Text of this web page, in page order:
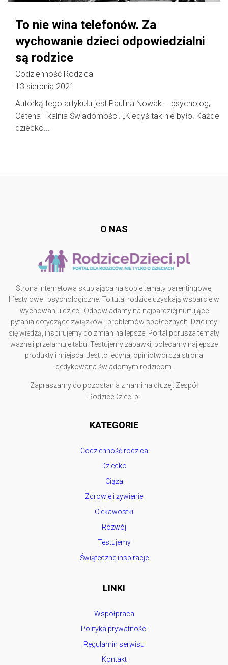
To nie wina telefonów. Za
wychowanie dzieci odpowiedzialni
są rodzice
Codzienność Rodzica
13 sierpnia 2021
Autorką tego artykułu jest Paulina Nowak – psycholog,
Cetena Tkalnia Świadomości. „Kiedyś tak nie było. Każde
dziecko...
O NAS
Strona internetowa skupiająca na sobie tematy parentingowe,
lifestylowe i psychologiczne. To tutaj rodzice uzyskają wsparcie w
wychowaniu dzieci. Odpowiadamy na najbardziej nurtujące
pytania dotyczące związków i problemów społecznych. Dzielimy
się wiedzą, inspirujemy do zmian na lepsze. Portal porusza tematy
ważne i przełamuje tabu. Testujemy zabawki, polecamy najlepsze
produkty i miejsca. Jest to jedyna, opiniotwórcza strona
dedykowana świadomym rodzicom.
Zapraszamy do pozostania z nami na dłużej. Zespół
RodziceDzieci.pl
KATEGORIE
Codzienność rodzica
Dziecko
Ciąża
Zdrowie i żywienie
Ciekawostki
Rozwój
Testujemy
Świąteczne inspiracje
LINKI
Współpraca
Polityka prywatności
Regulamin serwisu
Kontakt